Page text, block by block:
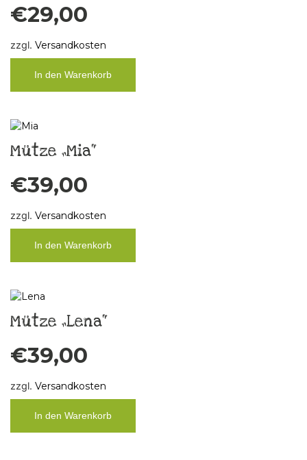
€29,00
zzgl. Versandkosten
In den Warenkorb
Mütze „Mia“
€39,00
zzgl. Versandkosten
In den Warenkorb
Mütze „Lena“
€39,00
zzgl. Versandkosten
In den Warenkorb